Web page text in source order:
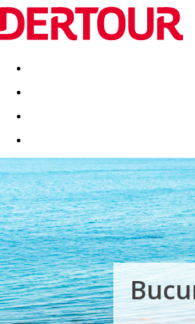
Destinatii Vacanta perfecta